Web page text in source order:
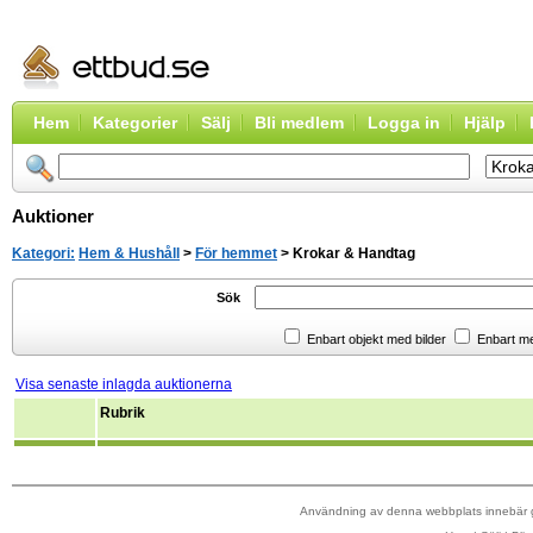
Hem Kategorier Sälj Bli medlem Logga in Hjälp
Auktioner
Kategori: Hem & Hushåll > För hemmet > Krokar & Handtag
Sök
Enbart objekt med bilder Enbart
Visa senaste inlagda auktionerna
Rubrik
Användning av denna webbplats